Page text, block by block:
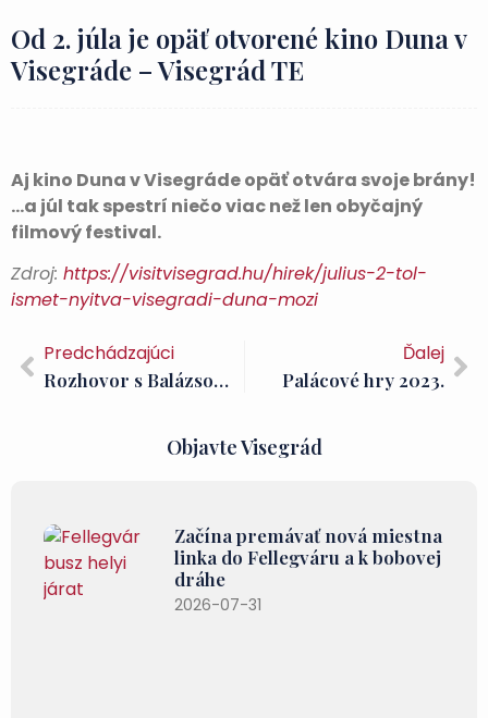
Od 2. júla je opäť otvorené kino Duna v
Visegráde – Visegrád TE
Aj kino Duna v Visegráde opäť otvára svoje brány!
…a júl tak spestrí niečo viac než len obyčajný
filmový festival.
Zdroj: https://visitvisegrad.hu/hirek/julius-2-tol-
ismet-nyitva-visegradi-duna-mozi
Predchádzajúci
Rozhovor s Balázsom Abonym, tvorcom piva Visegrádi
Ďalej
Palácové hry 2023.
Objavte Visegrád
Začína premávať nová miestna
linka do Fellegváru a k bobovej
dráhe
2026-07-31